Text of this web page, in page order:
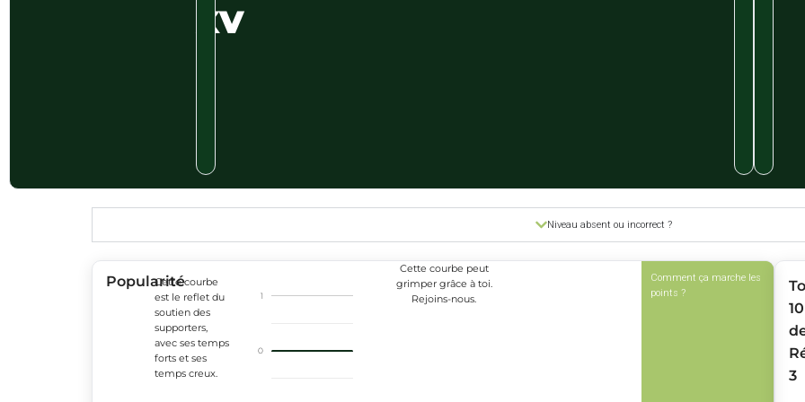
XV
Niveau absent ou incorrect ?
PopularitéCette courbe
est le reflet du
soutien des
supporters,
avec ses temps
forts et ses
temps creux.
0
1
Cette courbe peut
grimper grâce à toi.
Rejoins-nous.
Comment ça marche les
points ?
10
3